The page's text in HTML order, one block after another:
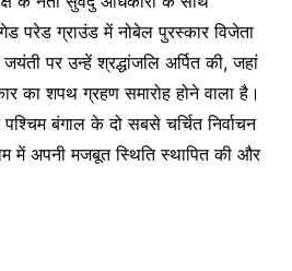
परेड ग्राउंड में नोबेल पुरस्कार विजेता
पर उन्हें श्रद्धांजलि अर्पित की, जहां
का शपथ ग्रहण समारोह होने वाला है।
बंगाल के दो सबसे चर्चित निर्वाचन
में अपनी मजबूत स्थिति स्थापित की और